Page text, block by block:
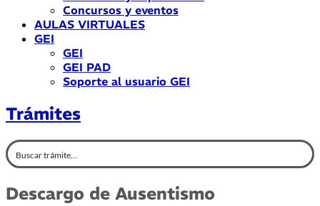
Concursos y eventos
AULAS VIRTUALES
GEI
GEI
GEI PAD
Soporte al usuario GEI
Trámites
Descargo de Ausentismo